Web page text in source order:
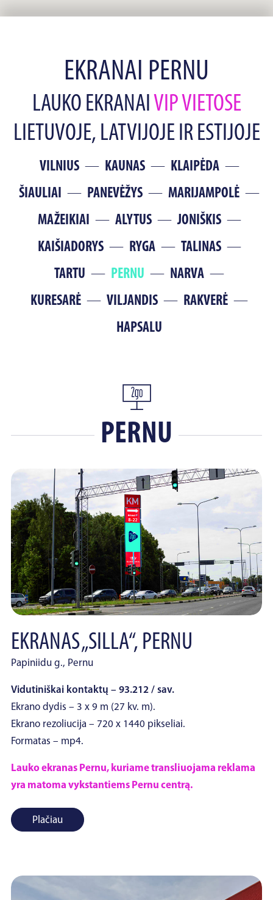
EKRANAI PERNU
LAUKO EKRANAI VIP VIETOSE
LIETUVOJE, LATVIJOJE IR ESTIJOJE
VILNIUS KAUNAS
KLAIPĖDA
ŠIAULIAI
PANEVĖŽYS
MARIJAMPOLĖ
MAŽEIKIAI
ALYTUS
JONIŠKIS
KAIŠIADORYS
RYGA
TALINAS
TARTU
PERNU
NARVA
KURESARĖ
VILJANDIS
RAKVERĖ
HAPSALU
PERNU
EKRANAS „SILLA“, PERNU
Papiniidu g., Pernu
Vidutiniškai kontaktų – 93.212 / sav.
Ekrano dydis – 3 x 9 m (27 kv. m).
Ekrano rezoliucija – 720 x 1440 pikseliai.
Formatas – mp4.
Lauko ekranas Pernu, kuriame transliuojama reklama
yra matoma vykstantiems Pernu centrą.
Plačiau